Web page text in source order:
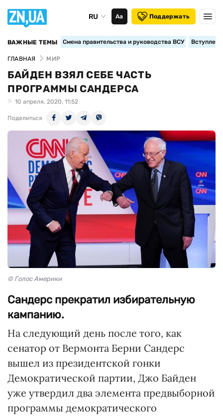
RU Аа Поддержать
ВАЖНЫЕ ТЕМЫ Смена правительства и руководства ВСУ
ГЛАВНАЯ МИР
БАЙДЕН ВЗЯЛ СЕБЕ ЧАСТЬ
ПРОГРАММЫ САНДЕРСА
10 апреля, 2020, 11:52
Поделиться
© Голос Америки
Сандерс прекратил избирательную
кампанию.
На следующий день после того, как
сенатор от Вермонта Берни Сандерс
вышел из президентской гонки
Демократической партии, Джо Байден
уже утвердил два элемента предвыборной
программы демократического